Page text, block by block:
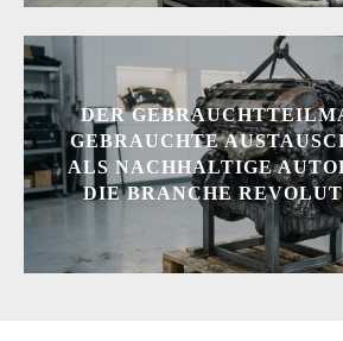
DER
GEBRAUCHTE
ALS NACHHALTIGE
DIE BRANCHE